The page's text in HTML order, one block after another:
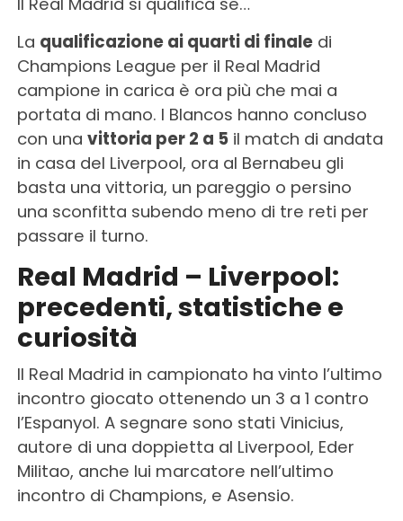
La qualificazione ai quarti di finaledi
Champions League per il Real Madrid
campione in carica è ora più che mai a
portata di mano. I Blancos hanno concluso
con una vittoria per 2 a 5il match di andata
in casa del Liverpool, ora al Bernabeu gli
basta una vittoria, un pareggio o persino
una sconfitta subendo meno di tre reti per
passare il turno.
Real Madrid – Liverpool:
precedenti, statistiche e
curiosità
Il Real Madrid in campionato ha vinto l’ultimo
incontro giocato ottenendo un 3 a 1 contro
l’Espanyol. A segnare sono stati Vinicius,
autore di una doppietta al Liverpool, Eder
Militao, anche lui marcatore nell’ultimo
incontro di Champions, e Asensio.